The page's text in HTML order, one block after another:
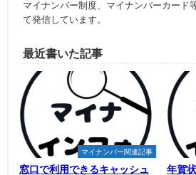
マイナンバー制度、マイナンバーカード
て発信しています。
最近書いた記事
マイナンバー関連記事
窓口で利用できるキャッシュ
年賀